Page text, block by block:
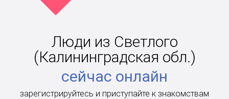
Люди из Светлого
(Калининградская обл.)
сейчас онлайн
зарегистрируйтесь и приступайте к знакомствам